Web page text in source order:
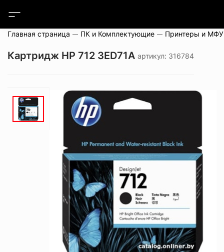
Главная страница ПК и Комплектующие Принтеры и МФУ
Картридж HP 712 3ED71A артикул: 316784